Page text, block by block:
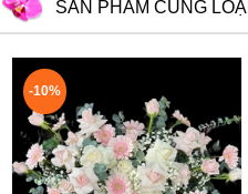
SẢN PHẨM CÙNG LOẠI
-10%